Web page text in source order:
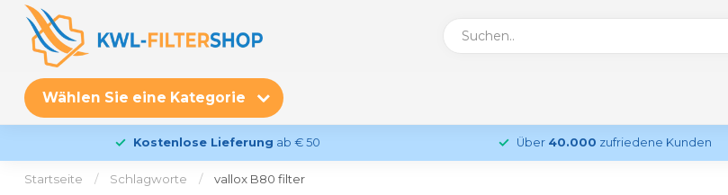
Wählen Sie eine Kategorie
Kostenlose Lieferung ab € 50 Über 40.000 zufriedene Kunden
Startseite / Schlagworte / vallox B80 filter